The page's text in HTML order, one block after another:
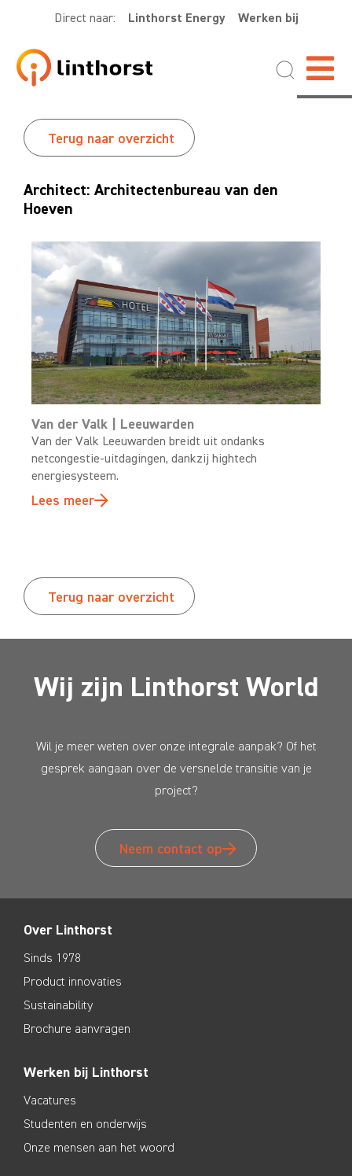
Direct naar: Linthorst Energy Werken bij
Terug naar overzicht
Architect: Architectenbureau van den
Hoeven
Van der Valk | Leeuwarden
Van der Valk Leeuwarden breidt uit ondanks
netcongestie-uitdagingen, dankzij hightech
energiesysteem.
Lees meer
Terug naar overzicht
Wij zijn Linthorst World
Wil je meer weten over onze integrale aanpak? Of het
gesprek aangaan over de versnelde transitie van je
project?
Neem contact op
Over Linthorst
Sinds 1978
Product innovaties
Sustainability
Brochure aanvragen
Werken bij Linthorst
Vacatures
Studenten en onderwijs
Onze mensen aan het woord